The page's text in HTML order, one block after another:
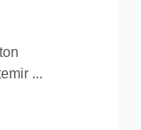
...